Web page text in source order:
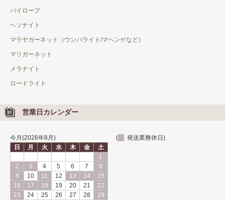
タンザニア
チェコ
ドイツ
日本
ブラジル
メキシコ
マダガスカル
パイロープ
ヘソナイト
マラヤガーネット（ウンバライト/マヘンゲなど）
マリガーネット
メラナイト
ロードライト
営業日カレンダー
今月(2026年8月)
日
月 火 水 木 金
土
1
2
3 4 5 6 7
8
9
10 11 12 13 14
15
16
17 18 19 20 21
22
23
24 25 26 27 28
29
( 発送業務休日)